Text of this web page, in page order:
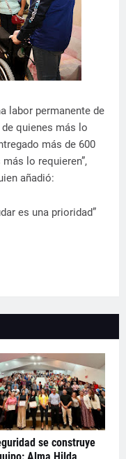
labor permanente de
quienes más lo
más de 600
lo requieren”,
añadió:
es una prioridad”
se construye